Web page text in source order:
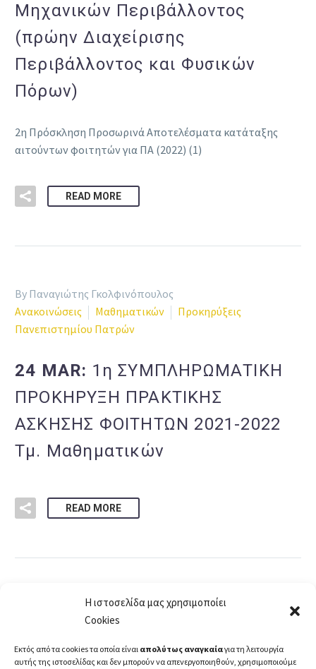
Η ιστοσελίδα μας χρησιμοποίει
Cookies
Εκτός από τα cookies τα οποία είναι απολύτως αναγκαίαγια τη λειτουργία
αυτής της ιστοσελίδας και δεν μπορούν να απενεργοποιηθούν, χρησιμοποιούμε
Μηχανικών Περιβάλλοντος
(πρώην Διαχείρισης
Περιβάλλοντος και Φυσικών
Πόρων)
2η Πρόσκληση Προσωρινά Αποτελέσματα κατάταξης
αιτούντων φοιτητών για ΠΑ (2022) (1)
READ MORE
By Παναγιώτης Γκολφινόπουλος
Ανακοινώσεις
Μαθηματικών
Προκηρύξεις
Πανεπιστημίου Πατρών
24 MAR: 1η ΣΥΜΠΛΗΡΩΜΑΤΙΚΗ
ΠΡΟΚΗΡΥΞΗ ΠΡΑΚΤΙΚΗΣ
ΑΣΚΗΣΗΣ ΦΟΙΤΗΤΩΝ 2021-2022
Τμ. Μαθηματικών
READ MORE
… 6